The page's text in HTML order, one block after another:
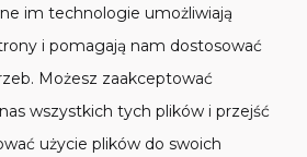
wybrałeś opcję
odbioru
osobistego
dostawca
im technologie umożliwiają
i pomagają nam dostosować
Możesz zaakceptować
wszystkich tych plików i przejść
użycie plików do swoich